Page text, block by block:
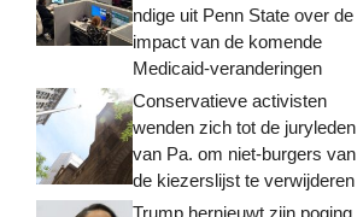
ndige uit Penn State over de
impact van de komende
Medicaid-veranderingen
Conservatieve activisten
wenden zich tot de juryleden
van Pa. om niet-burgers van
de kiezerslijst te verwijderen
Trump hernieuwt zijn poging